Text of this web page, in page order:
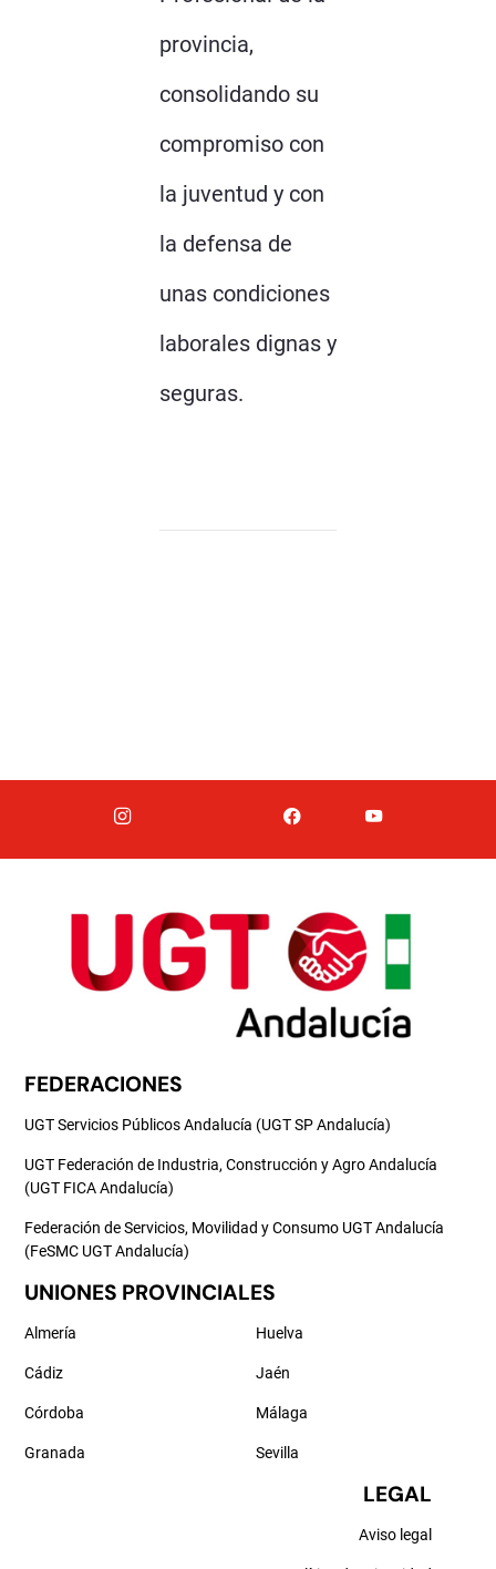
provincia,
consolidando su
compromiso con
la juventud y con
la defensa de
unas condiciones
laborales dignas y
seguras.
FEDERACIONES
UGT Servicios Públicos Andalucía (UGT SP Andalucía)
UGT Federación de Industria, Construcción y Agro Andalucía
(UGT FICA Andalucía)
Federación de Servicios, Movilidad y Consumo UGT Andalucía
(FeSMC UGT Andalucía)
UNIONES PROVINCIALES
Almería
Cádiz
Córdoba
Granada
Huelva
Jaén
Málaga
Sevilla
LEGAL
Aviso legal